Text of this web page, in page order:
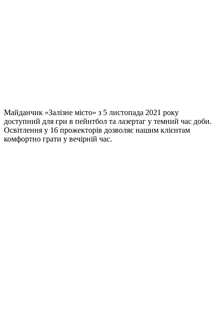
Майданчик «Залізне місто» з 5 листопада 2021 року
доступний для гри в пейнтбол та лазертаг у темний час доби.
Освітлення у 16 ​​прожекторів дозволяє нашим клієнтам
комфортно грати у вечірній час.